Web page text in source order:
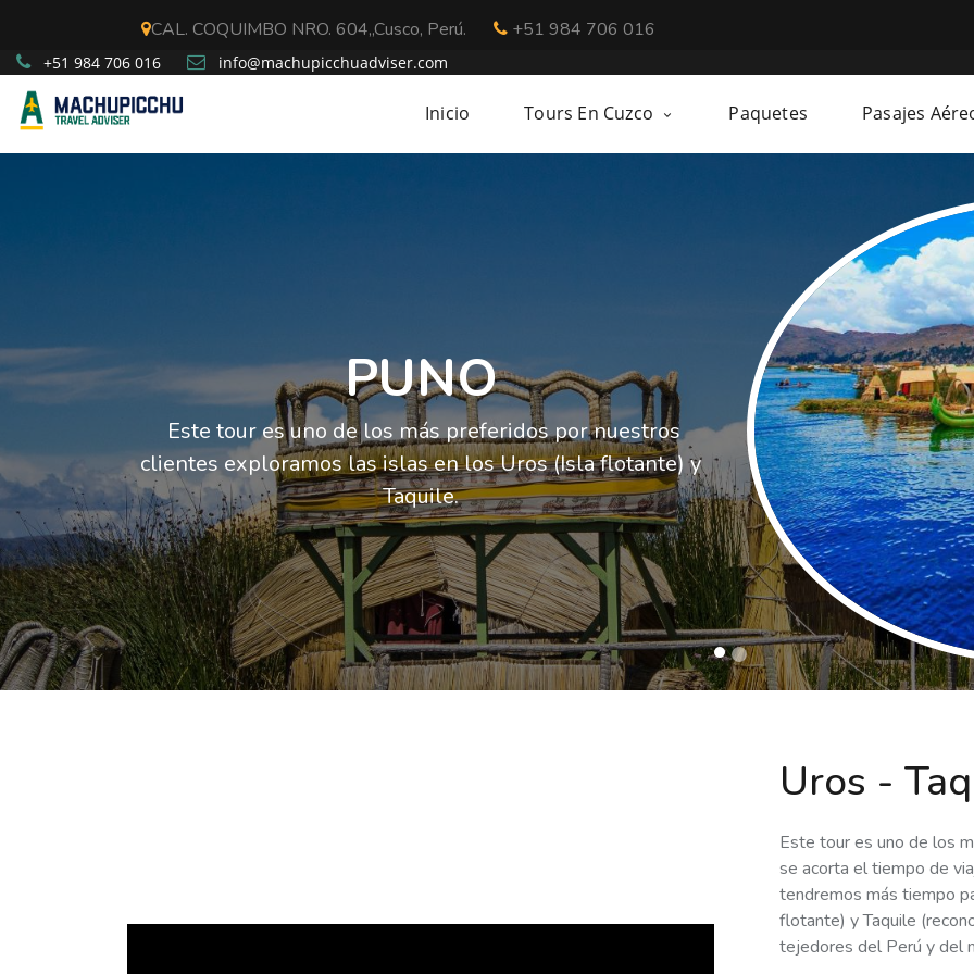
CAL. COQUIMBO NRO. 604,,Cusco, Perú. +51 984 706 016
+51 984 706 016 info@machupicchuadviser.com
Inicio Tours En Cuzco Paquetes Pasajes
PUNO
Este tour es uno de los más preferidos por nuestros
clientes exploramos las islas en los Uros (Isla flotante) y
Taquile.
Uros -
Este tour es uno de los
se acorta el tiempo de
tendremos más tiempo
flotante) y Taquile
tejedores del Perú y del